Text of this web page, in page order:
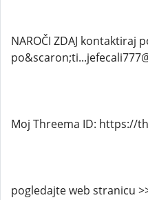
NAROČI ZDAJ kontaktiraj
Moj Threema ID: https://
pogledajte web stranicu